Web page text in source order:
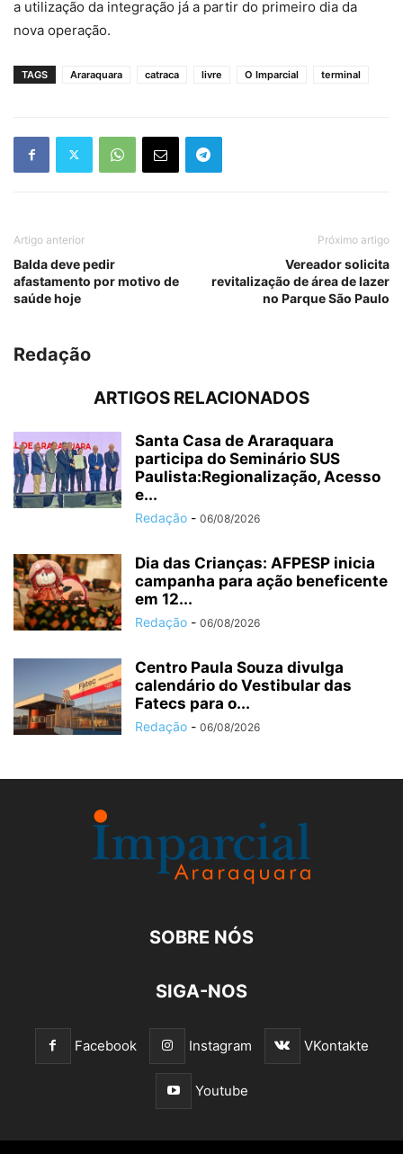
a utilização da integração já a partir do primeiro dia da
nova operação.
TAGS Araraquara catraca livre O Imparcial terminal
Artigo anterior
Balda deve pedir
afastamento por motivo de
saúde hoje
Próximo artigo
Vereador solicita
revitalização de área de lazer
no Parque São Paulo
Redação
ARTIGOS RELACIONADOS
Santa Casa de Araraquara
participa do Seminário SUS
Paulista:Regionalização, Acesso
e...
Redação - 06/08/2026
Dia das Crianças: AFPESP inicia
campanha para ação beneficente
em 12...
Redação - 06/08/2026
Centro Paula Souza divulga
calendário do Vestibular das
Fatecs para o...
Redação - 06/08/2026
SOBRE NÓS
SIGA-NOS
Facebook Instagram VKontakte
Youtube